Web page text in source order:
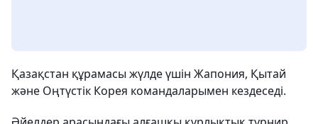
Қазақстан құрамасы жүлде үшін Жапония, Қытай
және Оңтүстік Корея командаларымен кездеседі.